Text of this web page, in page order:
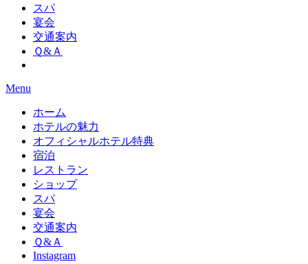
スパ
宴会
交通案内
Ｑ&Ａ
Menu
ホーム
ホテルの魅力
オフィシャルホテル特典
宿泊
レストラン
ショップ
スパ
宴会
交通案内
Ｑ&Ａ
Instagram